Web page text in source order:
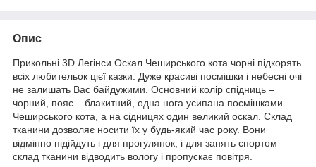
Опис
Прикольні 3D Легінси Оскал Чеширського кота чорні підкорять
всіх любительок цієї казки. Дуже красиві посмішки і небесні очі
не залишать Вас байдужими. Основний колір спідниць –
чорний, пояс – блакитний, одна нога усипана посмішками
Чеширського кота, а на сідницях один великий оскал. Склад
тканини дозволяє носити їх у будь-який час року. Вони
відмінно підійдуть і для прогулянок, і для занять спортом –
склад тканини відводить вологу і пропускає повітря.